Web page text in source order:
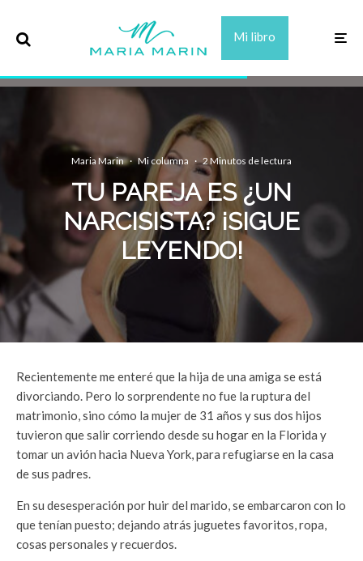
Mi libro
Maria Marin · Mi columna · 2 Minutos de lectura
TU PAREJA ES ¿UN
NARCISISTA? ¡SIGUE
LEYENDO!
Recientemente me enteré que la hija de una amiga se está
divorciando. Pero lo sorprendente no fue la ruptura del
matrimonio, sino cómo la mujer de 31 años y sus dos hijos
tuvieron que salir corriendo desde su hogar en la Florida y
tomar un avión hacia Nueva York, para refugiarse en la casa
de sus padres.
En su desesperación por huir del marido, se embarcaron con lo
que tenían puesto; dejando atrás juguetes favoritos, ropa,
cosas personales y recuerdos.